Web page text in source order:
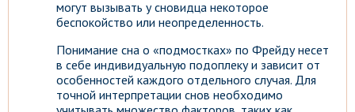
могут вызывать у сновидца некоторое
беспокойство или неопределенность.
Понимание сна о «подмостках» по Фрейду несет
в себе индивидуальную подоплеку и зависит от
особенностей каждого отдельного случая. Для
точной интерпретации снов необходимо